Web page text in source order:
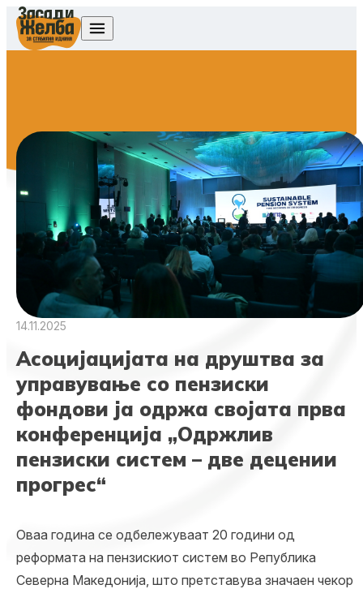
Skip to content
14.11.2025
Асоцијацијата на друштва за
управување со пензиски
фондови ја одржа својата прва
конференција „Одржлив
пензиски систем – две децении
прогрес“
Оваа година се одбележуваат 20 години од
реформата на пензискиот систем во Република
Северна Македонија, што претставува значаен чекор